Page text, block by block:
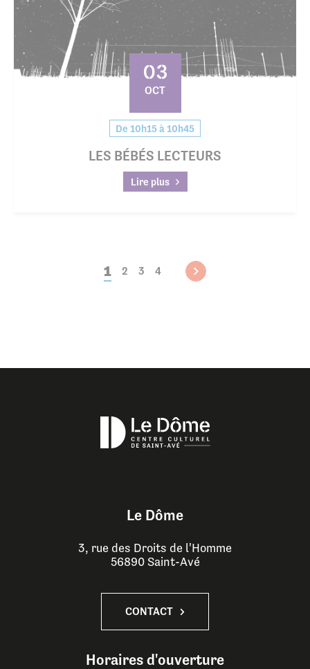
03
OCT
De 10h15 à 10h45
LES BÉBÉS LECTEURS
Lire plus
1 2 3 4
Le Dôme
3, rue des Droits de l'Homme
56890 Saint-Avé
CONTACT
Horaires d'ouverture